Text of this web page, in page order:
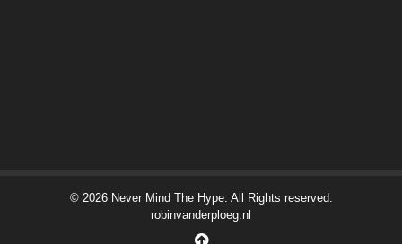
© 2026 Never Mind The Hype. All Rights reserved.
robinvanderploeg.nl